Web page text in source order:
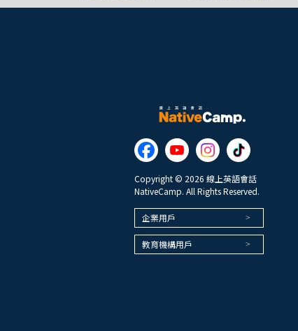
Copyright © 2026 線上英語會話
NativeCamp. All Rights Reserved.
企業用戶
教育機構用戶